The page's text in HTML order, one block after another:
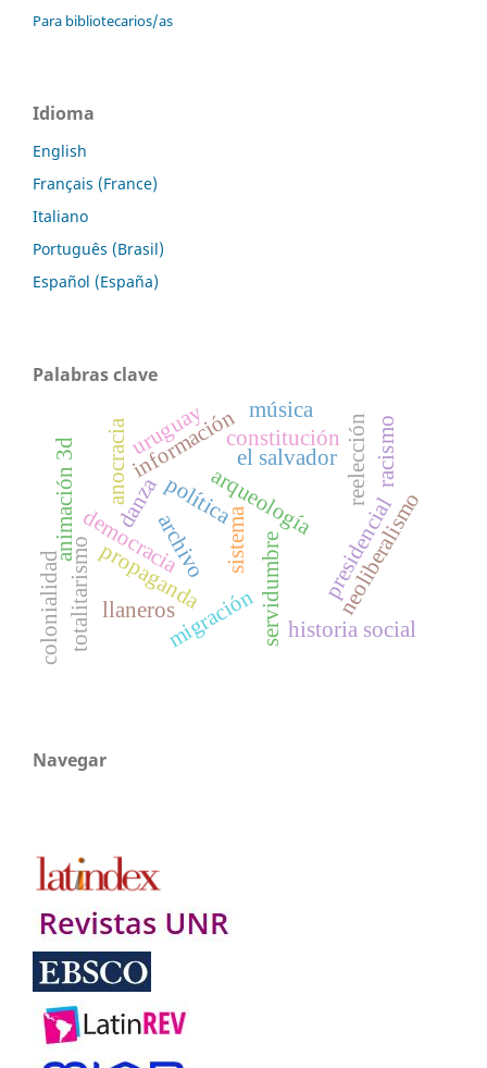
Para bibliotecarios/as
Idioma
English
Français (France)
Italiano
Português (Brasil)
Español (España)
Palabras clave
archivo
políticaarqueología
democracia presidencial
reelección
sistema
el salvador
constitución
información
propaganda neoliberalismo
servidumbre
racismo
historia social
migración
animación 3d
uruguay
anocracia
colonialidad
danza
música
llaneros
totalitarismo
Navegar